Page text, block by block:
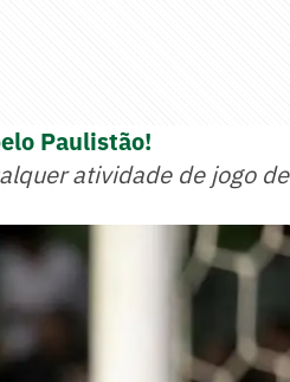
Paulistão!
atividade de jogo de